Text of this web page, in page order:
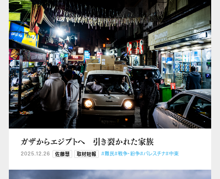
ガザからエジプトへ 引き裂かれた家族
2025.12.26 佐藤慧 取材短報 #難民#戦争・紛争#パレスチナ#中東